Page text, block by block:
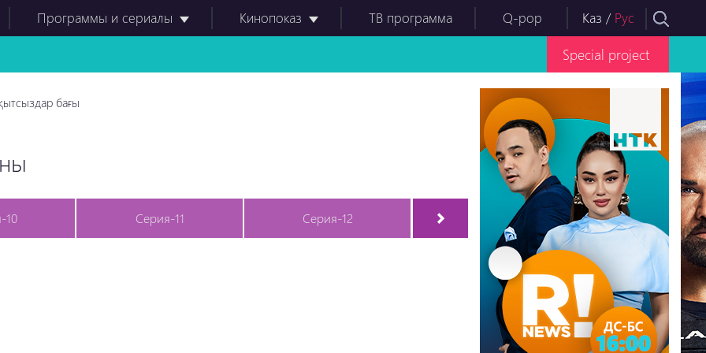
Каз / Рус
Программы и сериалы Кинопоказ ТВ программа Q-pop
Special project
бағы
10 Серия-11 Серия-12 Серия-13 Серия-14